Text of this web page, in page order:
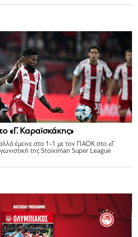
«Γ. Καραϊσκάκης»
έμεινε στο 1-1 με τον ΠΑΟΚ στο «Γ.
της Stoiximan Super League